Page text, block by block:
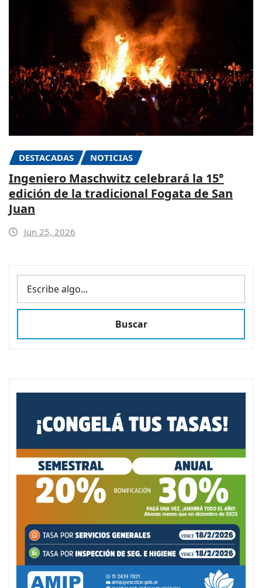
DESTACADAS NOTICIAS
Ingeniero Maschwitz celebrará la 15°
edición de la tradicional Fogata de San
Juan
Jun 25, 2026
BUSCAR
Buscar